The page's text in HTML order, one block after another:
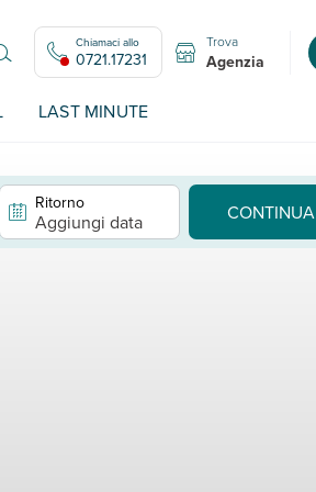
Chiamaci allo
0721.17231
Trova
Agenzia
LAST MINUTE
Ritorno
Aggiungi data CONTINUA